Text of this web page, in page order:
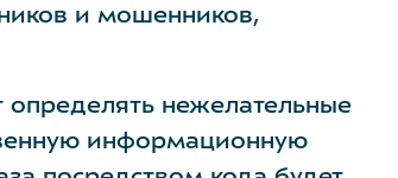
и мошенников,
нежелательные
информационную